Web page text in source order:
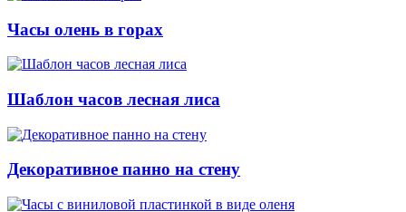
Часы олень в горах
Шаблон часов лесная лиса
Декоративное панно на стену